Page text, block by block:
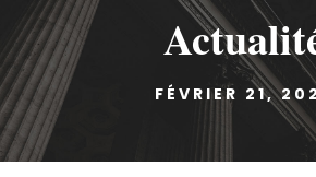
FÉVRIER 21,